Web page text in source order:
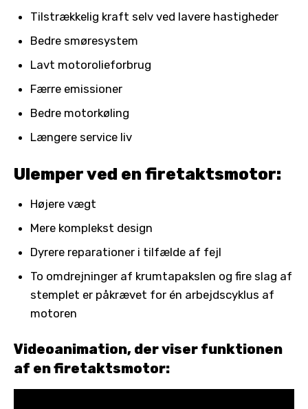
Tilstrækkelig kraft selv ved lavere hastigheder
Bedre smøresystem
Lavt motorolieforbrug
Færre emissioner
Bedre motorkøling
Længere service liv
Ulemper ved en firetaktsmotor:
Højere vægt
Mere komplekst design
Dyrere reparationer i tilfælde af fejl
To omdrejninger af krumtapakslen og fire slag af
stemplet er påkrævet for én arbejdscyklus af
motoren
Videoanimation, der viser funktionen
af ​​en firetaktsmotor: